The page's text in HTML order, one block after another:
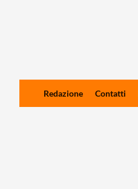
Redazione Contatti